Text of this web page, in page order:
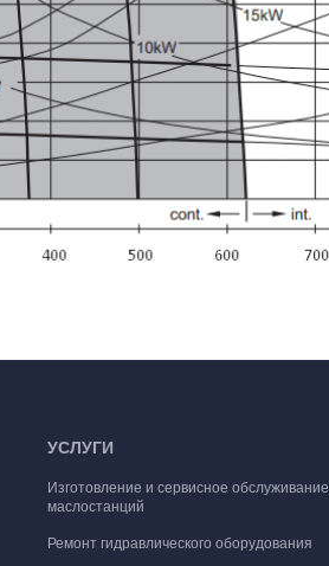
УСЛУГИ
Изготовление и сервисное обслуживание
маслостанций
Ремонт гидравлического оборудования